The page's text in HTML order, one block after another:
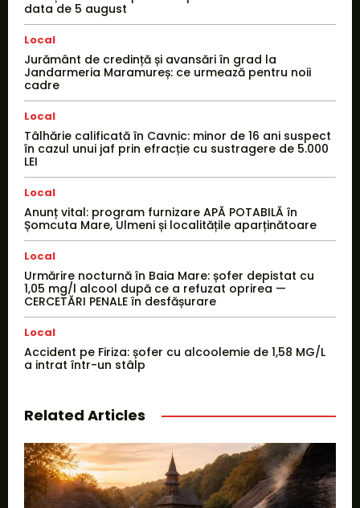
data de 5 august
Local
Jurământ de credință și avansări în grad la
Jandarmeria Maramureș: ce urmează pentru noii
cadre
Local
Tâlhărie calificată în Cavnic: minor de 16 ani suspect
în cazul unui jaf prin efracție cu sustragere de 5.000
LEI
Local
Anunț vital: program furnizare APĂ POTABILĂ în
Șomcuta Mare, Ulmeni și localitățile aparținătoare
Local
Urmărire nocturnă în Baia Mare: șofer depistat cu
1,05 mg/l alcool după ce a refuzat oprirea —
CERCETĂRI PENALE în desfășurare
Local
Accident pe Firiza: șofer cu alcoolemie de 1,58 MG/L
a intrat într-un stâlp
Related Articles